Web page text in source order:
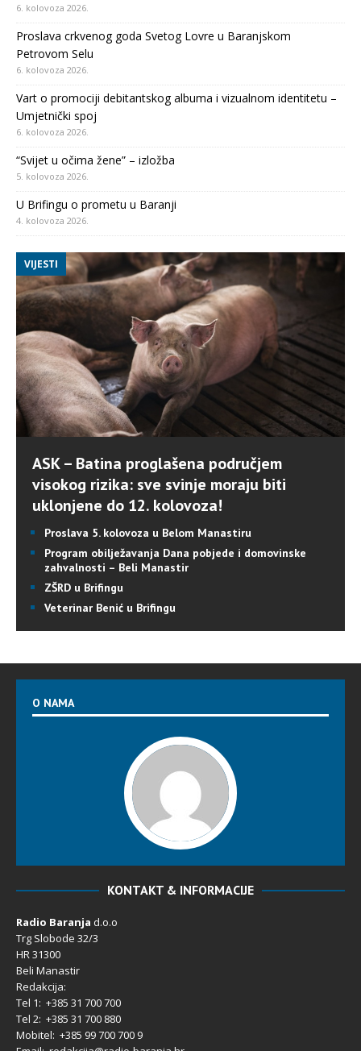
6. kolovoza 2026.
Proslava crkvenog goda Svetog Lovre u Baranjskom
Petrovom Selu
6. kolovoza 2026.
Vart o promociji debitantskog albuma i vizualnom identitetu –
Umjetnički spoj
6. kolovoza 2026.
“Svijet u očima žene” – izložba
5. kolovoza 2026.
U Brifingu o prometu u Baranji
4. kolovoza 2026.
VIJESTI
ASK – Batina proglašena područjem
visokog rizika: sve svinje moraju biti
uklonjene do 12. kolovoza!
Proslava 5. kolovoza u Belom Manastiru
Program obilježavanja Dana pobjede i domovinske
zahvalnosti – Beli Manastir
ZŠRD u Brifingu
Veterinar Benić u Brifingu
O NAMA
KONTAKT & INFORMACIJE
Radio Baranja d.o.o
Trg Slobode 32/3
HR 31300
Beli Manastir
Redakcija:
Tel 1: +385 31 700 700
Tel 2: +385 31 700 880
Mobitel: +385 99 700 700 9